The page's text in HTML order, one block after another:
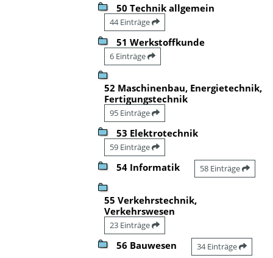
50 Technik allgemein
44 Einträge
51 Werkstoffkunde
6 Einträge
52 Maschinenbau, Energietechnik,
Fertigungstechnik
95 Einträge
53 Elektrotechnik
59 Einträge
54 Informatik 58 Einträge
55 Verkehrstechnik,
Verkehrswesen
23 Einträge
56 Bauwesen 34 Einträge